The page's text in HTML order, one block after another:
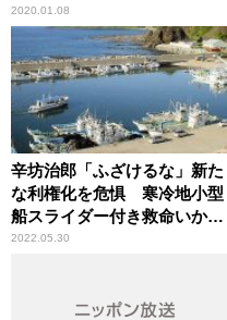
2020.01.08
辛坊治郎「ふざけるな」新た
な利権化を危惧 寒冷地小型
船スライダー付き救命いかだ
搭載義務化方針で
2022.05.30